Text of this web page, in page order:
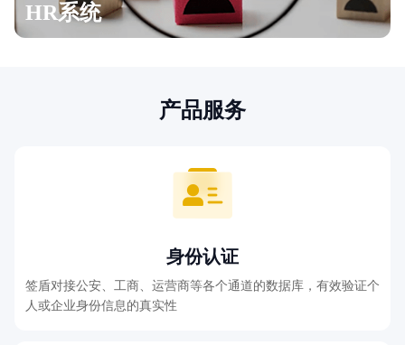
HR系统
产品服务
身份认证
签盾对接公安、工商、运营商等各个通道的数据库，有效验证个
人或企业身份信息的真实性